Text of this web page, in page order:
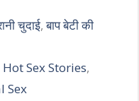
चुदाई,बाप बेटी की
Hot Sex Stories,
Sex